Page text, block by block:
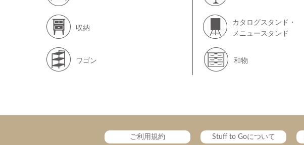
収納
ワゴン
カタログスタンド・
メニュースタンド
和物
ご利用規約 Stuff to Goについて